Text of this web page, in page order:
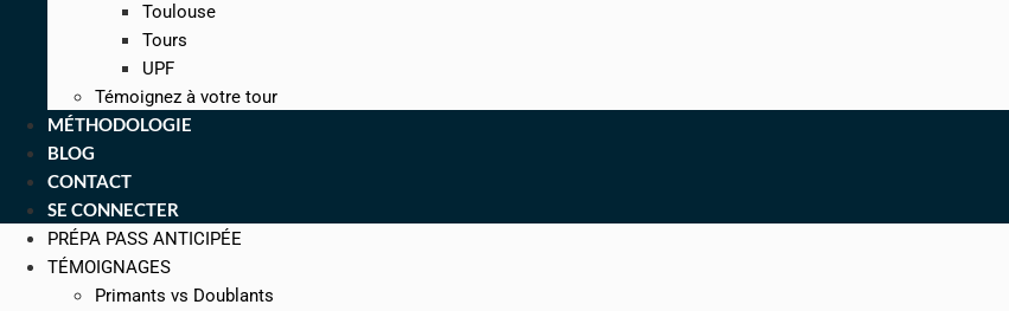
Toulouse
Tours
UPF
Témoignez à votre tour
MÉTHODOLOGIE
BLOG
CONTACT
SE CONNECTER
PRÉPA PASS ANTICIPÉE
TÉMOIGNAGES
Primants vs Doublants